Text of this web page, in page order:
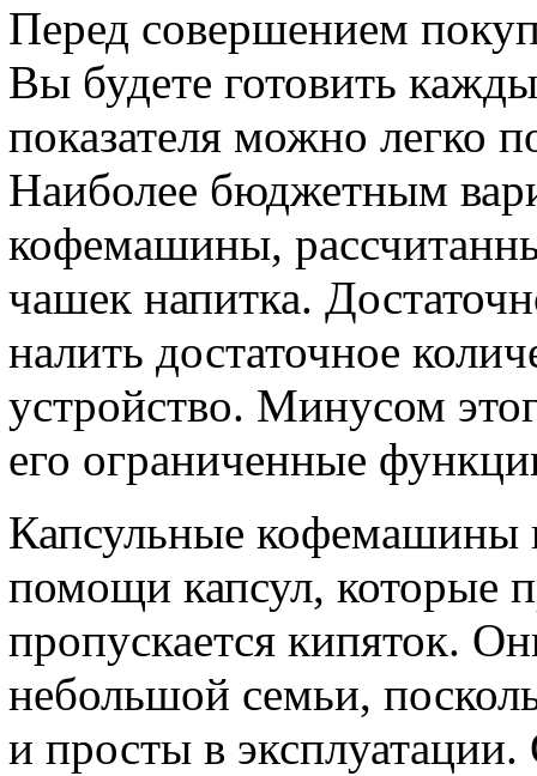
Перед совершением
Вы будете готовить
показателя можно легко
Наиболее бюджетным
кофемашины,
чашек напитка.
налить достаточное
устройство. Минусом
его ограниченные
Капсульные кофемашины
помощи капсул, которые
пропускается кипяток.
небольшой семьи,
и просты в